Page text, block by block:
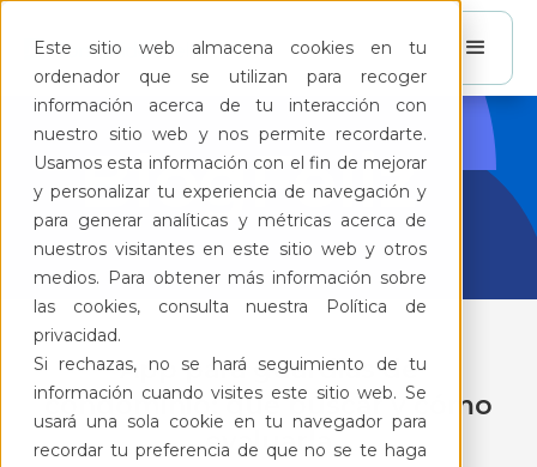
Este sitio web almacena cookies en tu
ordenador que se utilizan para recoger
información acerca de tu interacción con
nuestro sitio web y nos permite recordarte.
Usamos esta información con el fin de mejorar
y personalizar tu experiencia de navegación y
para generar analíticas y métricas acerca de
nuestros visitantes en este sitio web y otros
medios. Para obtener más información sobre
las cookies, consulta nuestra Política de
privacidad.
Si rechazas, no se hará seguimiento de tu
información cuando visites este sitio web. Se
usará una sola cookie en tu navegador para
recordar tu preferencia de que no se te haga
BlogFeliz
App para guardias de
condominio: qué buscar y cómo
evaluarla